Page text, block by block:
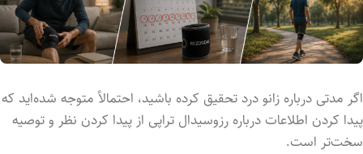
اگر مدتی درباره زانو درد تحقیق کرده باشید، احتمالاً متوجه شده‌اید که
پیدا کردن اطلاعات درباره رزوسیدال تراپی از پیدا کردن نظر و توصیه
سخت‌تر است.